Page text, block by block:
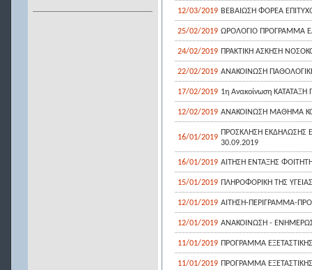
12/03/2019 ΒΕΒΑΙΩΣΗ ΦΟΡΕΑ
25/02/2019 ΩΡΟΛΟΓΙΟ ΠΡΟΓΡΑΜΜΑ
24/02/2019 ΠΡΑΚΤΙΚΗ ΑΣΚΗΣΗ
22/02/2019 ΑΝΑΚΟΙΝΩΣΗ
17/02/2019 1η Ανακοίνωση
12/02/2019 ΑΝΑΚΟΙΝΩΣΗ ΜΑΘΗΜΑ
16/01/2019
ΠΡΟΣΚΛΗΣΗ ΕΚΔΗΛΩΣΗΣ
30.09.2019
16/01/2019 ΑΙΤΗΣΗ ΕΝΤΑΞΗΣ
15/01/2019 ΠΛΗΡΟΦΟΡΙΚΗ ΤΗΣ
12/01/2019 ΑΙΤΗΣΗ-ΠΕΡΙΓΡΑΜΜΑ-
12/01/2019 ΑΝΑΚΟΙΝΩΣΗ -
11/01/2019 ΠΡΟΓΡΑΜΜΑ
11/01/2019 ΠΡΟΓΡΑΜΜΑ